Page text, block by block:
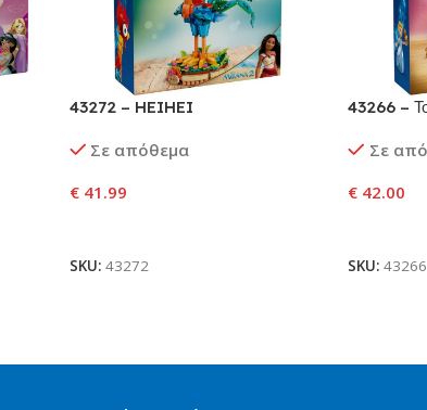
43272 – HEIHEI
Σε απόθεμα
€41.99
SKU: 43272
43266 –
Σε
€ 42.00
SKU:43266